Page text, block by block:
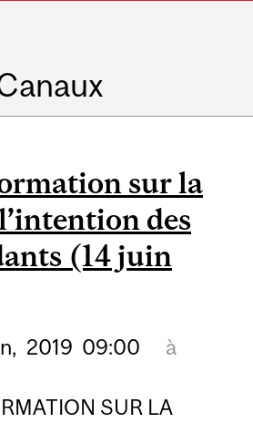
sur la
des
(14 juin
2019 09:00
à
SUR LA